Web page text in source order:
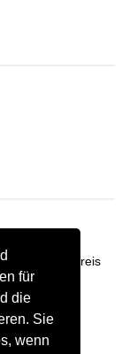
für
die
Sie
wenn
im Umkreis
in